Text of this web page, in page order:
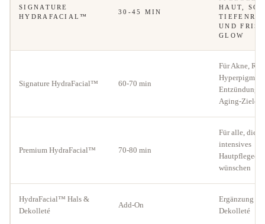
SIGNATURE
HYDRAFACIAL™
30-45 MIN
HAUT,
UND
GLOW
Signature HydraFacial™ 60-70 min
Für Akne,
Aging-Ziele
Premium HydraFacial™ 70-80 min
Für alle, die
intensives
wünschen
HydraFacial™ Hals &
Dekolleté
Add-On
Ergänzung
Dekolleté